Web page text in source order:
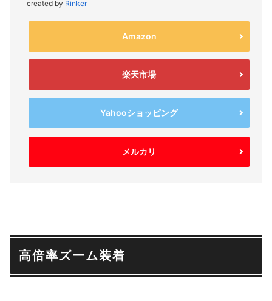
created by Rinker
Amazon
楽天市場
Yahooショッピング
メルカリ
高倍率ズーム装着